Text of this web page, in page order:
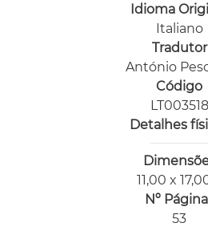
Idioma
Italiano
Tradutor
António
Código
LT003518
Detalhes
11,00 x
Nº
53